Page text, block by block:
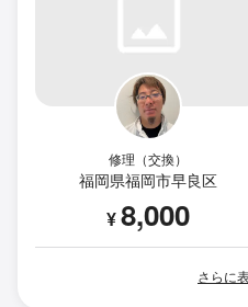
修理（交換）
福岡県福岡市早良区
¥8,000
さらに